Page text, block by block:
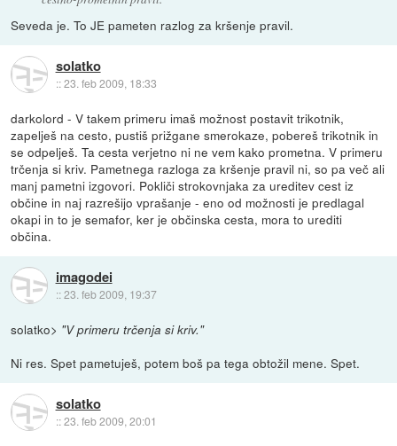
Seveda je. To JE pameten razlog za kršenje pravil.
solatko
::23. feb 2009, 18:33
darkolord - V takem primeru imaš možnost postavit trikotnik,
zapelješ na cesto, pustiš prižgane smerokaze, pobereš trikotnik in
se odpelješ. Ta cesta verjetno ni ne vem kako prometna. V primeru
trčenja si kriv. Pametnega razloga za kršenje pravil ni, so pa več ali
manj pametni izgovori. Pokliči strokovnjaka za ureditev cest iz
občine in naj razrešijo vprašanje - eno od možnosti je predlagal
okapi in to je semafor, ker je občinska cesta, mora to urediti
občina.
imagodei
::23. feb 2009, 19:37
solatko> "V primeru trčenja si kriv."
Ni res. Spet pametuješ, potem boš pa tega obtožil mene. Spet.
solatko
::23. feb 2009, 20:01